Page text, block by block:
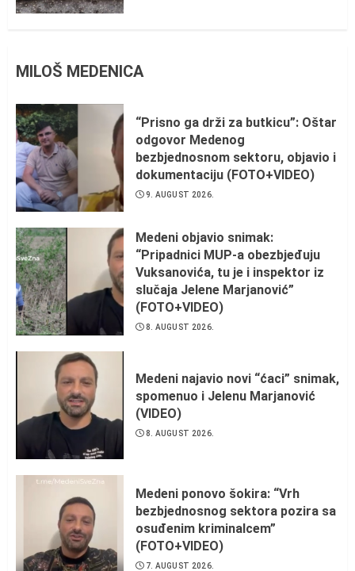
MILOŠ MEDENICA
“Prisno ga drži za butkicu”: Oštar
odgovor Medenog
bezbjednosnom sektoru, objavio i
dokumentaciju (FOTO+VIDEO)
9. AUGUST 2026.
Medeni objavio snimak:
“Pripadnici MUP-a obezbjeđuju
Vuksanovića, tu je i inspektor iz
slučaja Jelene Marjanović”
(FOTO+VIDEO)
8. AUGUST 2026.
Medeni najavio novi “ćaci” snimak,
spomenuo i Jelenu Marjanović
(VIDEO)
8. AUGUST 2026.
Medeni ponovo šokira: “Vrh
bezbjednosnog sektora pozira sa
osuđenim kriminalcem”
(FOTO+VIDEO)
7. AUGUST 2026.